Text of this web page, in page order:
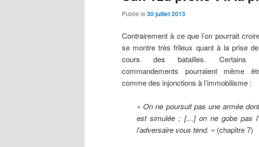
Publié le 30 juillet 2013
Contrairement à ce que l’on pourrait
se montre très frileux quant à la prise
cours des batailles.
commandements pourraient même
comme des injonctions à l’immobilisme :
« On ne poursuit pas une armée
est simulée ; […] on ne gobe pas
l’adversaire vous tend. » (chapitre 7)